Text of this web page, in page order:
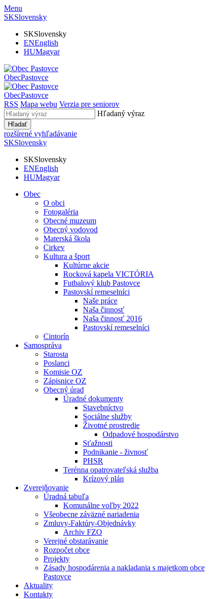
Menu
SKSlovensky
SKSlovensky
ENEnglish
HUMagyar
ObecPastovce
ObecPastovce
RSS Mapa webu Verzia pre seniorov
Hľadaný výraz
Hľadať
rozšírené vyhľadávanie
SKSlovensky
SKSlovensky
ENEnglish
HUMagyar
Obec
O obci
Fotogaléria
Obecné muzeum
Obecný vodovod
Materská škola
Cirkev
Kultura a šport
Kultúrne akcie
Rocková kapela VICTÓRIA
Futbalový klub Pastovce
Pastovskí remeselníci
Naše práce
Naša činnosť
Naša činnosť 2016
Pastovskí remeselníci
Cintorín
Samospráva
Starosta
Poslanci
Komisie OZ
Zápisnice OZ
Obecný úrad
Úradné dokumenty
Stavebníctvo
Sociálne služby
Životné prostredie
Odpadové hospodárstvo
Sťažnosti
Podnikanie - živnosť
PHSR
Terénna opatrovateľská služba
Krízový plán
Zverejňovanie
Úradná tabuľa
Komunálne voľby 2022
Všeobecne záväzné nariadenia
Zmluvy-Faktúry-Objednávky
Archiv FZO
Verejné obstarávanie
Rozpočet obce
Projekty
Zásady hospodárenia a nakladania s majetkom obce
Pastovce
Aktuality
Kontakty